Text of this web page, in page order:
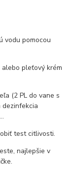
vodu pomocou
pleťový krém
(2 PL do vane s
dezinfekcia
test citlivosti.
najlepšie v